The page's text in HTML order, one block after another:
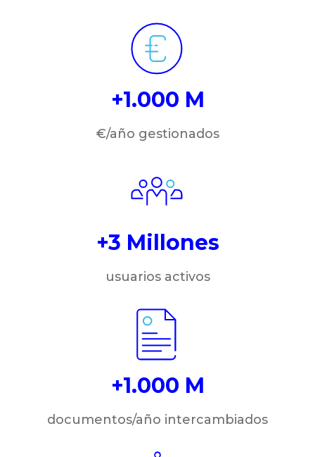
+1.000 M
€/año gestionados
+3 Millones
usuarios activos
+1.000 M
documentos/año intercambiados